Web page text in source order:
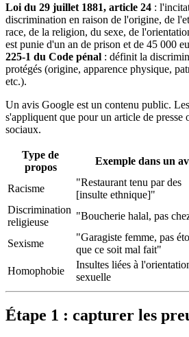
Loi du 29 juillet 1881, article 24 :
discrimination en raison de l'origine, de
race, de la religion, du sexe, de
est punie d'un an de prison et de 45 000
225-1 du Code pénal : définit la
protégés (origine, apparence physique,
etc.).
Un avis Google est un contenu public.
s'appliquent que pour un article de presse
sociaux.
Type de
propos
Exemple dans un
Racisme
"Restaurant tenu par des
[insulte ethnique]"
Discrimination
religieuse
"Boucherie halal, pas
Sexisme
"Garagiste femme, pas
que ce soit mal fait"
Homophobie
Insultes liées à
sexuelle
Étape 1 : capturer les